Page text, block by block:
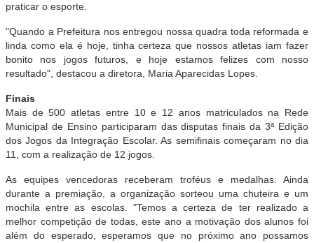
praticar o esporte.
"Quando a Prefeitura nos entregou nossa quadra toda reformada e
linda como ela é hoje, tinha certeza que nossos atletas iam fazer
bonito nos jogos futuros, e hoje estamos felizes com nosso
resultado", destacou a diretora, Maria Aparecidas Lopes.
Finais
Mais de 500 atletas entre 10 e 12 anos matriculados na Rede
Municipal de Ensino participaram das disputas finais da 3ª Edição
dos Jogos da Integração Escolar. As semifinais começaram no dia
11, com a realização de 12 jogos.
As equipes vencedoras receberam troféus e medalhas. Ainda
durante a premiação, a organização sorteou uma chuteira e um
mochila entre as escolas. "Temos a certeza de ter realizado a
melhor competição de todas, este ano a motivação dos alunos foi
além do esperado, esperamos que no próximo ano possamos